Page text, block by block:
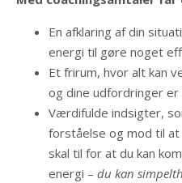
En afklaring af din
energi til gøre noget
Et frirum, hvor alt kan
og dine udfordringer er
Værdifulde indsigter,
forståelse og mod til
skal til for at du kan
energi – du kan